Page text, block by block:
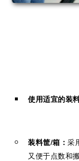
使用适宜的装
装料筐/箱：采
又便于点数和搬